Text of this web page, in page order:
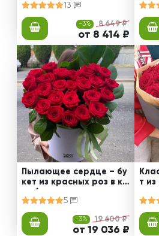
13
-3% 8 649 ₽
от 8 414 ₽
Пылающее сердце – бу
кет из красных роз в ко
робке
5
-3% 19 600 ₽
от 19 036 ₽
т